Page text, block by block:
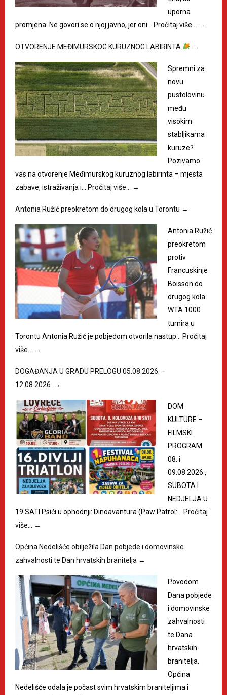
uporna
promjena. Ne govori se o njoj javno, jer oni… Pročitaj više… →
OTVORENJE MEĐIMURSKOG KURUZNOG LABIRINTA →
Spremni za
novu
pustolovinu
među
visokim
stabljikama
kuruze?
Pozivamo
vas na otvorenje Međimurskog kuruznog labirinta – mjesta
zabave, istraživanja i… Pročitaj više… →
Antonia Ružić preokretom do drugog kola u Torontu →
Antonia Ružić
preokretom
protiv
Francuskinje
Boisson do
drugog kola
WTA 1000
turnira u
Torontu Antonia Ružić je pobjedom otvorila nastup… Pročitaj
više…
→
DOGAĐANJA U GRADU PRELOGU 05.08.2026. –
12.08.2026. →
DOM
KULTURE –
FILMSKI
PROGRAM
08. i
09.08.2026.,
SUBOTA I
NEDJELJA U
19 SATI Psići u ophodnji: Dinoavantura (Paw Patrol:… Pročitaj
više…
→
Općina Nedelišće obilježila Dan pobjede i domovinske
zahvalnosti te Dan hrvatskih branitelja →
Povodom
Dana pobjede
i domovinske
zahvalnosti
te Dana
hrvatskih
branitelja,
Općina
Nedelišće odala je počast svim hrvatskim braniteljima i